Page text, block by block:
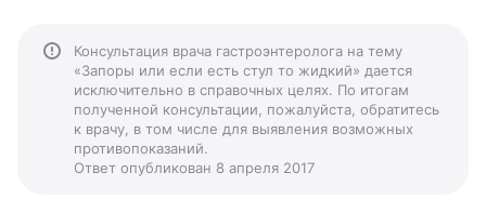
Консультация врача гастроэнтеролога на тему
«Запоры или если есть стул то жидкий» дается
исключительно в справочных целях. По итогам
полученной консультации, пожалуйста, обратитесь
к врачу, в том числе для выявления возможных
противопоказаний.
Ответ опубликован 8 апреля 2017